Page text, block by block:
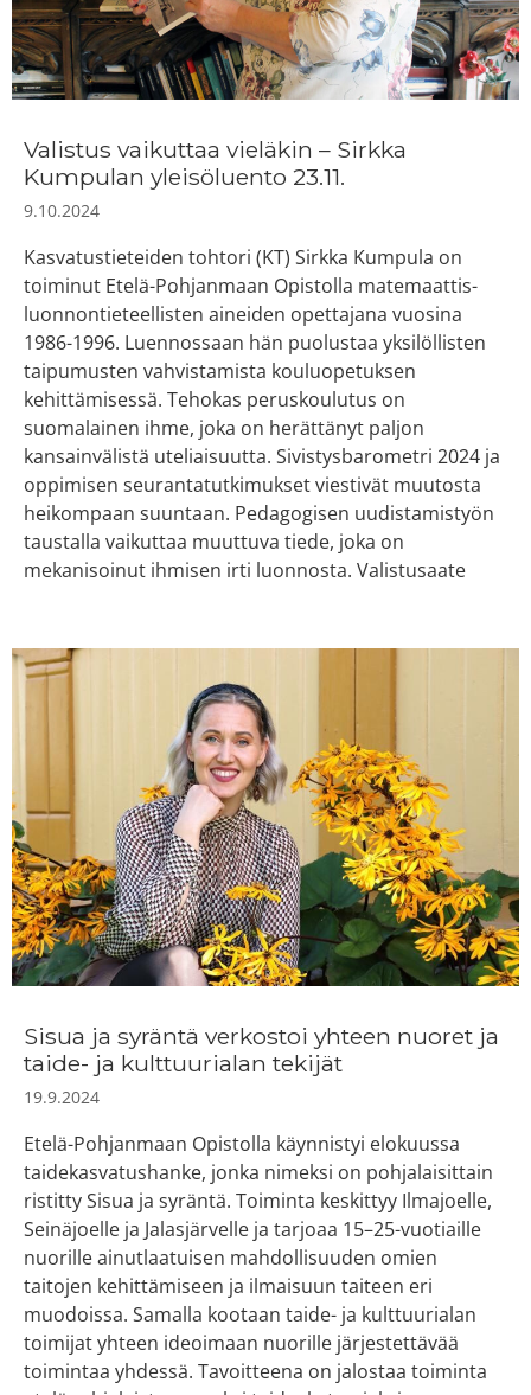
Valistus vaikuttaa vieläkin – Sirkka
Kumpulan yleisöluento 23.11.
9.10.2024
Kasvatustieteiden tohtori (KT) Sirkka Kumpula on
toiminut Etelä-Pohjanmaan Opistolla matemaattis-
luonnontieteellisten aineiden opettajana vuosina
1986-1996. Luennossaan hän puolustaa yksilöllisten
taipumusten vahvistamista kouluopetuksen
kehittämisessä. Tehokas peruskoulutus on
suomalainen ihme, joka on herättänyt paljon
kansainvälistä uteliaisuutta. Sivistysbarometri 2024 ja
oppimisen seurantatutkimukset viestivät muutosta
heikompaan suuntaan. Pedagogisen uudistamistyön
taustalla vaikuttaa muuttuva tiede, joka on
mekanisoinut ihmisen irti luonnosta. Valistusaate
Sisua ja syräntä verkostoi yhteen nuoret ja
taide- ja kulttuurialan tekijät
19.9.2024
Etelä-Pohjanmaan Opistolla käynnistyi elokuussa
taidekasvatushanke, jonka nimeksi on pohjalaisittain
ristitty Sisua ja syräntä. Toiminta keskittyy Ilmajoelle,
Seinäjoelle ja Jalasjärvelle ja tarjoaa 15–25-vuotiaille
nuorille ainutlaatuisen mahdollisuuden omien
taitojen kehittämiseen ja ilmaisuun taiteen eri
muodoissa. Samalla kootaan taide- ja kulttuurialan
toimijat yhteen ideoimaan nuorille järjestettävää
toimintaa yhdessä. Tavoitteena on jalostaa toiminta